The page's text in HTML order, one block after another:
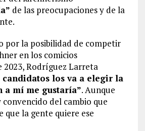
de las preocupaciones y de la
por la posibilidad de competir
en los comicios
2023, Rodríguez Larreta
candidatos los va a elegir la
a mí me gustaría”. Aunque
convencido del cambio que
que la gente quiere ese